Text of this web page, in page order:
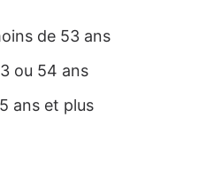
de 53 ans
ou 54 ans
ans et plus